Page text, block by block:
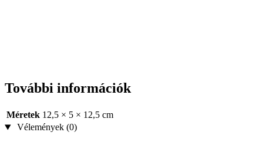
További információk
Méretek 12,5 × 5 × 12,5 cm
Vélemények (0)